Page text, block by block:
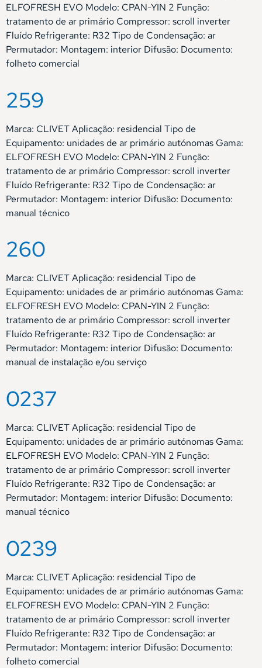
ELFOFRESH EVO Modelo: CPAN-YIN 2 Função:
tratamento de ar primário Compressor: scroll inverter
Fluído Refrigerante: R32 Tipo de Condensação: ar
Permutador: Montagem: interior Difusão: Documento:
folheto comercial
259
Marca: CLIVET Aplicação: residencial Tipo de
Equipamento: unidades de ar primário autónomas Gama:
ELFOFRESH EVO Modelo: CPAN-YIN 2 Função:
tratamento de ar primário Compressor: scroll inverter
Fluído Refrigerante: R32 Tipo de Condensação: ar
Permutador: Montagem: interior Difusão: Documento:
manual técnico
260
Marca: CLIVET Aplicação: residencial Tipo de
Equipamento: unidades de ar primário autónomas Gama:
ELFOFRESH EVO Modelo: CPAN-YIN 2 Função:
tratamento de ar primário Compressor: scroll inverter
Fluído Refrigerante: R32 Tipo de Condensação: ar
Permutador: Montagem: interior Difusão: Documento:
manual de instalação e/ou serviço
0237
Marca: CLIVET Aplicação: residencial Tipo de
Equipamento: unidades de ar primário autónomas Gama:
ELFOFRESH EVO Modelo: CPAN-YIN 2 Função:
tratamento de ar primário Compressor: scroll inverter
Fluído Refrigerante: R32 Tipo de Condensação: ar
Permutador: Montagem: interior Difusão: Documento:
manual técnico
0239
Marca: CLIVET Aplicação: residencial Tipo de
Equipamento: unidades de ar primário autónomas Gama:
ELFOFRESH EVO Modelo: CPAN-YIN 2 Função:
tratamento de ar primário Compressor: scroll inverter
Fluído Refrigerante: R32 Tipo de Condensação: ar
Permutador: Montagem: interior Difusão: Documento:
folheto comercial